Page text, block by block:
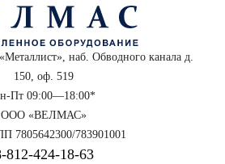
наб. Обводного канала д.
150, оф. 519
Пт 09:00—18:00*
ООО «ВЕЛМАС»
7805642300/783901001